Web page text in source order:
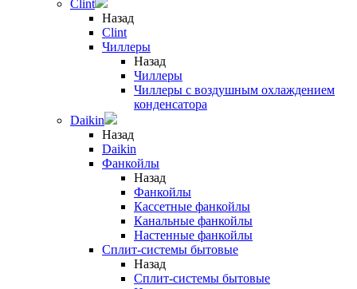
Clint
Назад
Clint
Чиллеры
Назад
Чиллеры
Чиллеры с воздушным охлаждением
конденсатора
Daikin
Назад
Daikin
Фанкойлы
Назад
Фанкойлы
Кассетные фанкойлы
Канальные фанкойлы
Настенные фанкойлы
Сплит-системы бытовые
Назад
Сплит-системы бытовые